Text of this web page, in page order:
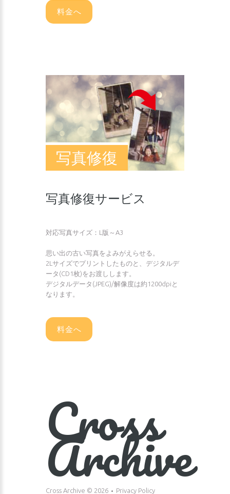
料金へ
写真修復
写真修復サービス
対応写真サイズ：L版～A3
思い出の古い写真をよみがえらせる。
2Lサイズでプリントしたものと、デジタルデ
ータ(CD1枚)をお渡しします。
デジタルデータ(JPEG)/解像度は約1200dpiと
なります。
料金へ
Cross
Archive
Cross Archive © 2026 Privacy Policy